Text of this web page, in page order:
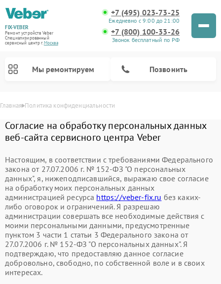
FIX-VEBER
Ремонт устройств Veber
Специализированный
cервисный центр г.Москва
+7 (495) 023-73-25
Ежедневно с 9:00 до 21:00
+7 (800) 100-33-26
Звонок бесплатный по РФ
Мы ремонтируем Позвонить
Главная Политика конфиденциальности
Согласие на обработку персональных данных
веб-сайта сервисного центра Veber
Настоящим, в соответствии с требованиями Федерального
закона от 27.07.2006 г. № 152-ФЗ "О персональных
данных", я, нижеподписавшийся, выражаю свое согласие
на обработку моих персональных данных
администрацией ресурса https://veber-fix.ru без каких-
либо оговорок и ограничений. Я разрешаю
администрации совершать все необходимые действия с
моими персональными данными, предусмотренные
пунктом 3 части 1 статьи 3 Федерального закона от
27.07.2006 г. № 152-ФЗ "О персональных данных". Я
подтверждаю, что предоставляю данное согласие
добровольно, свободно, по собственной воле и в своих
интересах.